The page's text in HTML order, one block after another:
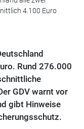
4.100 Euro
Rund 276.000
GDV warnt vor
gibt Hinweise